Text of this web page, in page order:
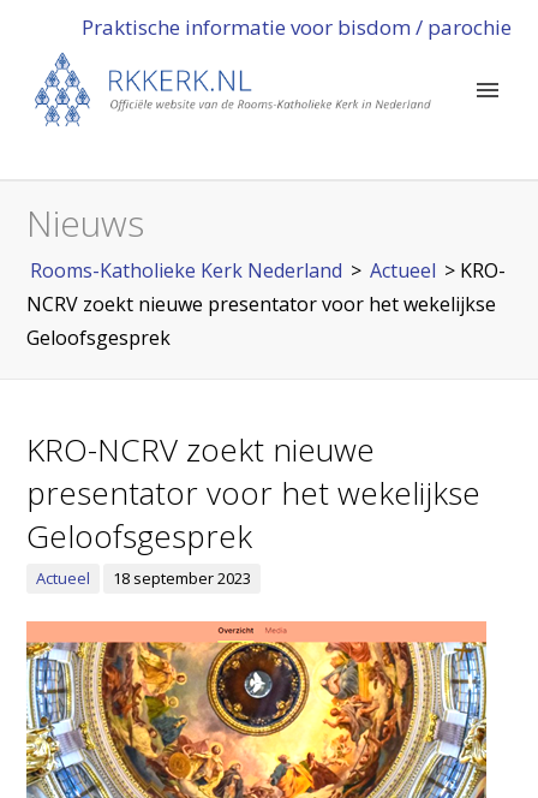
Praktische informatie voor bisdom / parochie
Nieuws
Rooms-Katholieke Kerk Nederland > Actueel > KRO-
NCRV zoekt nieuwe presentator voor het wekelijkse
Geloofsgesprek
KRO-NCRV zoekt nieuwe
presentator voor het wekelijkse
Geloofsgesprek
Actueel 18 september 2023